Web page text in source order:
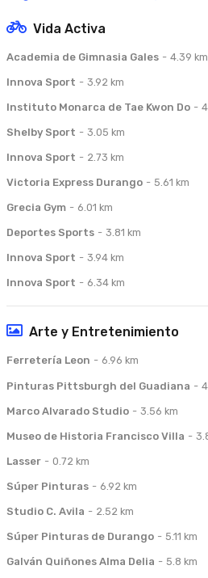
Vida Activa
Academia de Gimnasia Gales 4.39 km
Innova Sport 3.92 km
Instituto Monarca de Tae Kwon Do
Shelby Sport 3.05 km
Innova Sport 2.73 km
Victoria Express Durango 5.61 km
Grecia Gym 6.01 km
Deportes Sports 3.81 km
Innova Sport 3.94 km
Innova Sport 6.34 km
Arte y Entretenimiento
Ferretería Leon 6.96 km
Pinturas Pittsburgh del Guadiana
Marco Alvarado Studio 3.56 km
Museo de Historia Francisco Villa
Lasser 0.72 km
Súper Pinturas 6.92 km
Studio C. Avila 2.52 km
Súper Pinturas de Durango 5.11 km
Galván Quiñones Alma Delia 5.8 km